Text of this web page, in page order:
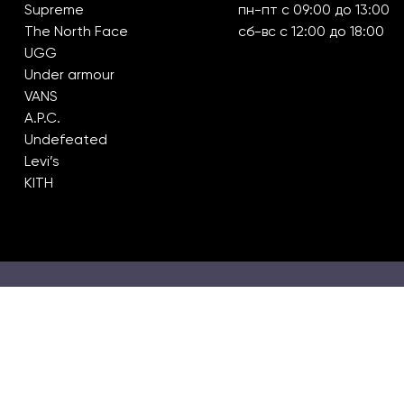
Supreme
The North Face
UGG
Under armour
VANS
A.P.C.
Undefeated
Levi’s
KITH
пн-пт с 09:00 до 13:00
сб-вс с 12:00 до 18:00